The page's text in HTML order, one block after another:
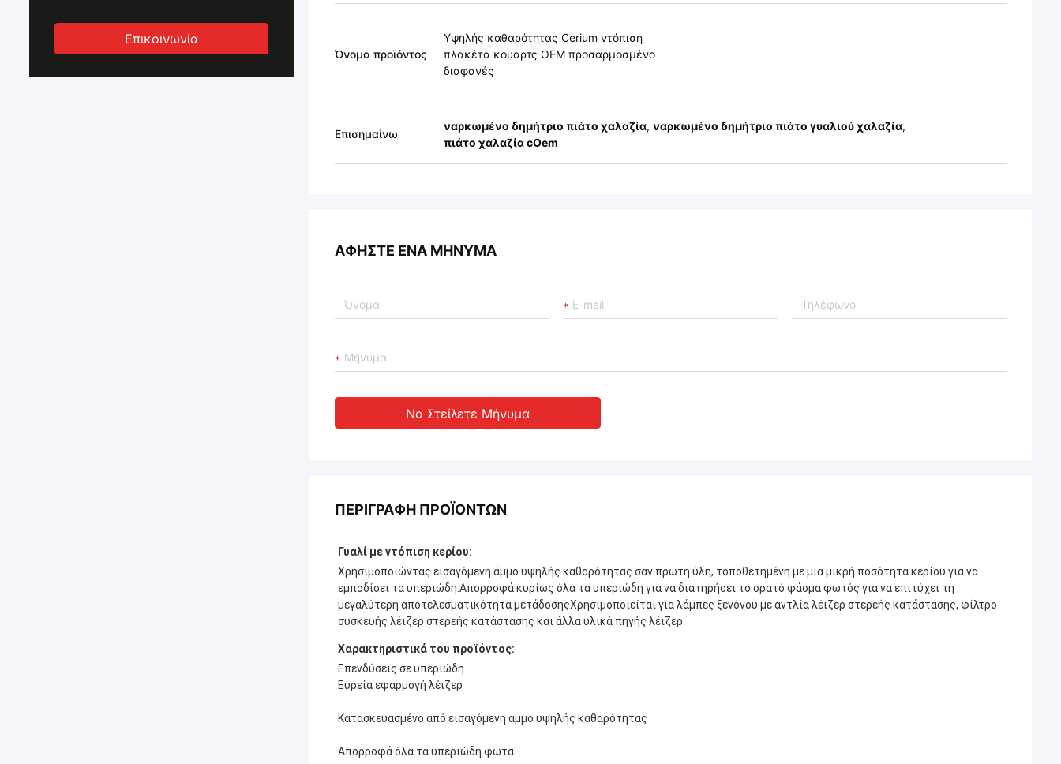
Επικοινωνία
Όνομα προϊόντος
Υψηλής καθαρότητας Cerium ντόπιση
πλακέτα κουαρτς OEM προσαρμοσμένο
διαφανές
Επισημαίνω
ναρκωμένο δημήτριο πιάτο χαλαζία, ναρκωμένο δημήτριο πιάτο γυαλιού χαλαζία,
πιάτο χαλαζία cOem
ΑΦΉΣΤΕ ΈΝΑ ΜΉΝΥΜΑ
Να Στείλετε Μήνυμα
ΠΕΡΙΓΡΑΦΉ ΠΡΟΪΌΝΤΩΝ
Γυαλί με ντόπιση κερίου:
Χρησιμοποιώντας εισαγόμενη άμμο υψηλής καθαρότητας σαν πρώτη ύλη, τοποθετημένη με μια μικρή ποσότητα κερίου για να
εμποδίσει τα υπεριώδη.Απορροφά κυρίως όλα τα υπεριώδη για να διατηρήσει το ορατό φάσμα φωτός για να επιτύχει τη
μεγαλύτερη αποτελεσματικότητα μετάδοσηςΧρησιμοποιείται για λάμπες ξενόνου με αντλία λέιζερ στερεής κατάστασης, φίλτρο
συσκευής λέιζερ στερεής κατάστασης και άλλα υλικά πηγής λέιζερ.
Χαρακτηριστικά του προϊόντος:
Επενδύσεις σε υπεριώδη
Ευρεία εφαρμογή λέιζερ
Κατασκευασμένο από εισαγόμενη άμμο υψηλής καθαρότητας
Απορροφά όλα τα υπεριώδη φώτα